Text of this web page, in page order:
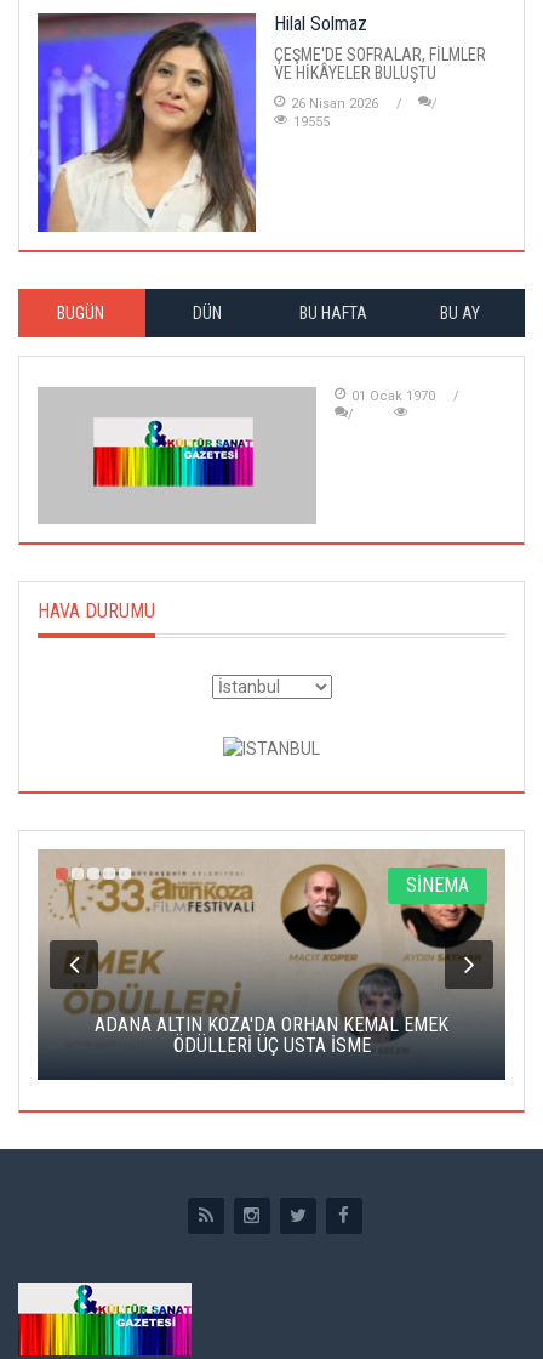
Hilal Solmaz
ÇEŞME'DE SOFRALAR, FİLMLER
VE HİKÂYELER BULUŞTU
26 Nisan 2026
19555
BUGÜN DÜN BU HAFTA BU AY
01 Ocak 1970
HAVA DURUMU
SİNEMA
ADANA ALTIN KOZA'DA ORHAN KEMAL EMEK
ÖDÜLLERİ ÜÇ USTA İSME